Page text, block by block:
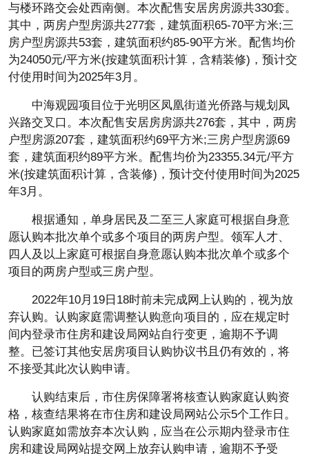
与楼环路交会处西南侧。本次配售安居房房源共330套。
其中，两房户型房源共277套，建筑面积65-70平方米;三
房户型房源共53套，建筑面积约85-90平方米。配售均价
为24050元/平方米(按建筑面积计算，含精装修)，预计交
付使用时间为2025年3月。
中海观园项目位于光明区凤凰街道光侨路与规划凤
兴路交叉口。本次配售安居房房源共276套，其中，两房
户型房源207套，建筑面积约69平方米;三房户型房源69
套，建筑面积约89平方米。配售均价为23355.34元/平方
米(按建筑面积计算，含装修)，预计交付使用时间为2025
年3月。
根据通知，单身居民及二至三人家庭可根据自身意
愿认购本批次单个或多个项目的两房户型。领军人才、
四人及以上家庭可根据自身意愿认购本批次单个或多个
项目的两房户型或三房户型。
2022年10月19日18时前未完成网上认购的，视为放
弃认购。认购家庭需调整认购意向项目的，应在规定时
间内登录市住房和建设局网站自行变更，逾期不予调
整。已签订其他安居房项目认购协议书且仍有效的，将
不接受其此次认购申请。
认购结束后，市住房保障署将核查认购家庭认购资
格，核查结果将在市住房和建设局网站公示5个工作日。
认购家庭如需放弃本次认购，应当在公示期内登录市住
房和建设局网站提交网上放弃认购申请，逾期不予受